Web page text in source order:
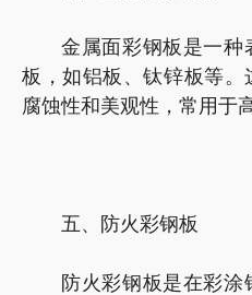
金属面彩钢板是一种
板，如铝板、钛锌板等
腐蚀性和美观性，常用于
五、防火彩钢板
防火彩钢板是在彩